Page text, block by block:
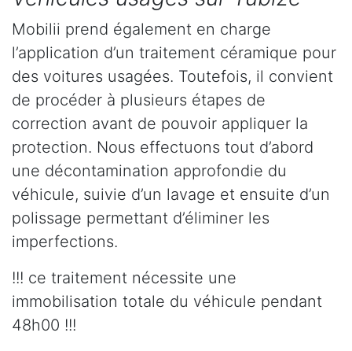
Mobilii prend également en charge
l’application d’un traitement céramique pour
des voitures usagées. Toutefois, il convient
de procéder à plusieurs étapes de
correction avant de pouvoir appliquer la
protection. Nous effectuons tout d’abord
une décontamination approfondie du
véhicule, suivie d’un lavage et ensuite d’un
polissage permettant d’éliminer les
imperfections.
!!! ce traitement nécessite une
immobilisation totale du véhicule pendant
48h00 !!!